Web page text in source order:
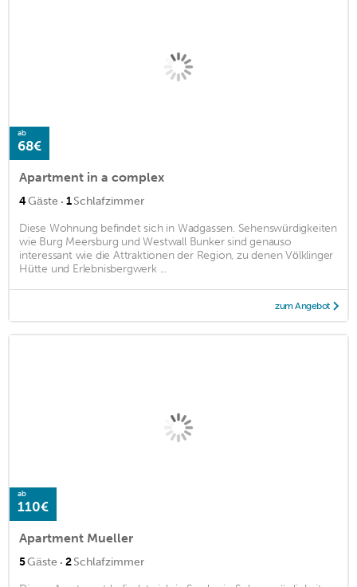
ab
68€
Apartment in a complex
4Gäste · 1Schlafzimmer
Diese Wohnung befindet sich in Wadgassen. Sehenswürdigkeiten
wie Burg Meersburg und Westwall Bunker sind genauso
interessant wie die Attraktionen der Region, zu denen Völklinger
Hütte und Erlebnisbergwerk ...
zum Angebot
ab
110€
Apartment Mueller
5Gäste · 2Schlafzimmer